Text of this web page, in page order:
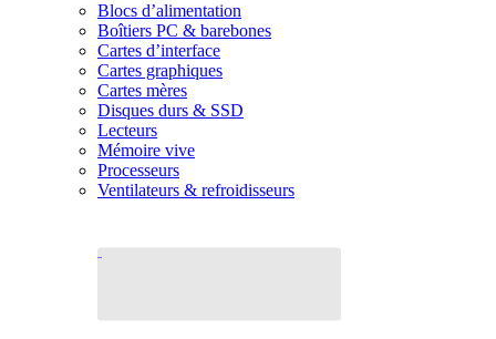
Blocs d’alimentation
Boîtiers PC & barebones
Cartes d’interface
Cartes graphiques
Cartes mères
Disques durs & SSD
Lecteurs
Mémoire vive
Processeurs
Ventilateurs & refroidisseurs